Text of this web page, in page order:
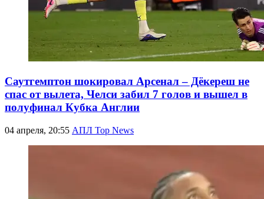
Саутгемптон шокировал Арсенал – Дёкереш не
спас от вылета, Челси забил 7 голов и вышел в
полуфинал Кубка Англии
04 апреля, 20:55 АПЛ Top News